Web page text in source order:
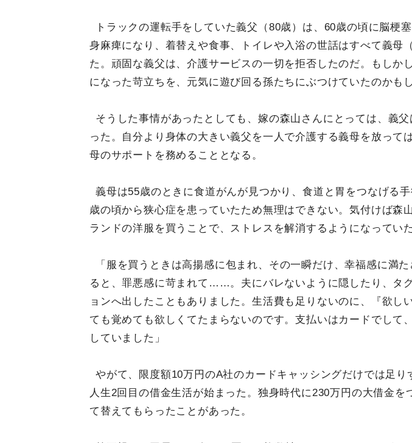
トラックの運転手をしていた義父（80歳）は、60歳の頃に脳梗
身麻痺になり、着替えや食事、トイレや入浴の世話はすべて義母
た。頑固な義父は、介護サービスの一切を拒否したのだ。もしか
になった苛立ちを、元気に遊び回る孫たちにぶつけていたのかも
そうした事情があったとしても、嫁の森山さんにとっては、義
った。自分より身体の大きい義父を一人で介護する義母を放って
母のサポートを務めることとなる。
義母は55歳のときに食道がんが見つかり、食道と胃をつなげる
歳の頃から狭心症を患っていたため無理はできない。気付けば森
ランドの洋服を買うことで、ストレスを解消するようになっていた
「服を買うときは高揚感に包まれ、その一瞬だけ、幸福感に満
ると、罪悪感に苛まれて……。夫にバレないように隠したり、タ
ョンへ出したこともありました。生活費も足りないのに、『欲し
ても覚めても欲しくてたまらないのです。支払いはカードでして
していました」
やがて、限度額10万円のA社のカードキャッシングだけでは足り
人生2回目の借金生活が始まった。独身時代に230万円の大借金を
て替えてもらったことがあった。